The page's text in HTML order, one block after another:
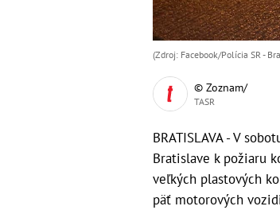
(Zdroj: Facebook/Polícia SR -
© Zoznam/
TASR
BRATISLAVA - V
Bratislave k požiaru
veľkých plastových
päť motorových